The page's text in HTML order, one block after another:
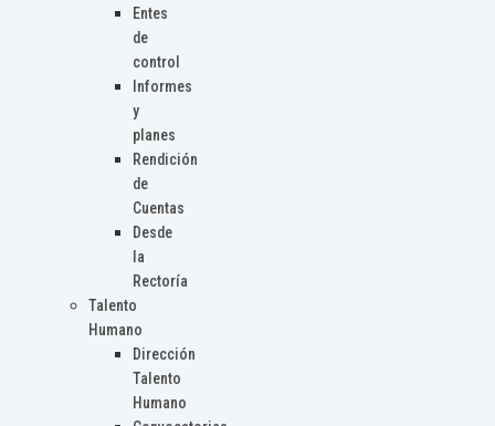
Entes
de
control
Informes
y
planes
Rendición
de
Cuentas
Desde
la
Rectoría
Talento
Humano
Dirección
Talento
Humano